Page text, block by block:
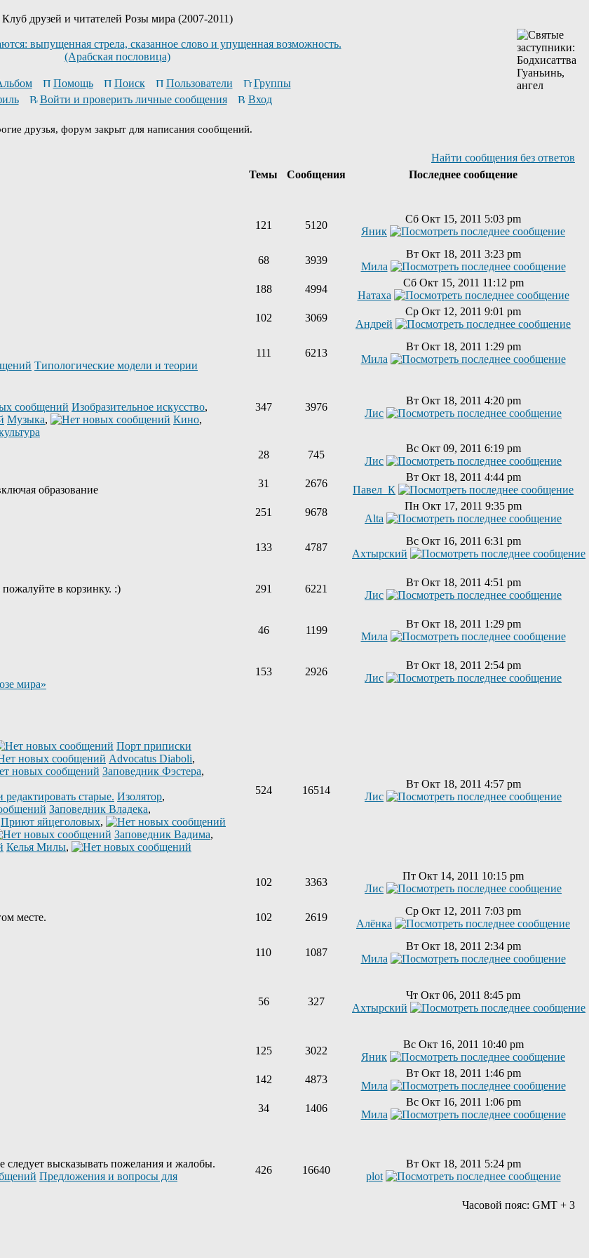
Клуб друзей и читателей Розы мира (2007-2011)
выпущенная стрела, сказанное слово и упущенная возможность.
(Арабская пословица)
Помощь Поиск Пользователи
Группы
Войти и проверить личные сообщения Вход
друзья, форум закрыт для написания сообщений.
Найти сообщения без ответов
Темы Сообщения
Последнее сообщение
121 5120
Сб Окт 15, 2011 5:03 pm
Яник
68 3939
Вт Окт 18, 2011 3:23 pm
Мила
188 4994
Сб Окт 15, 2011 11:12 pm
Натаха
102 3069
Ср Окт 12, 2011 9:01 pm
Андрей
Типологические модели и теории
111 6213
Вт Окт 18, 2011 1:29 pm
Мила
Изобразительное искусство,
Музыка, Кино,
347 3976
Вт Окт 18, 2011 4:20 pm
Лис
28 745
Вс Окт 09, 2011 6:19 pm
Лис
образование
31 2676
Вт Окт 18, 2011 4:44 pm
Павел_К
251 9678
Пн Окт 17, 2011 9:35 pm
Alta
133 4787
Вс Окт 16, 2011 6:31 pm
Ахтырский
в корзинку. :)
291 6221
Вт Окт 18, 2011 4:51 pm
Лис
46 1199
Вт Окт 18, 2011 1:29 pm
Мила
мира»
153 2926
Вт Окт 18, 2011 2:54 pm
Лис
Порт приписки
Advocatus Diaboli,
Заповедник Фэстера,
Изолятор,
Заповедник Владека,
Приют яйцеголовых,
Заповедник Вадима,
Келья Милы,
524 16514
Вт Окт 18, 2011 4:57 pm
Лис
102 3363
Пт Окт 14, 2011 10:15 pm
Лис
месте.
102 2619
Ср Окт 12, 2011 7:03 pm
Алёнка
110 1087
Вт Окт 18, 2011 2:34 pm
Мила
56 327
Чт Окт 06, 2011 8:45 pm
Ахтырский
125 3022
Вс Окт 16, 2011 10:40 pm
Яник
142 4873
Вт Окт 18, 2011 1:46 pm
Мила
34 1406
Вс Окт 16, 2011 1:06 pm
Мила
следует высказывать пожелания и жалобы.
Предложения и вопросы для
426 16640
Вт Окт 18, 2011 5:24 pm
plot
Часовой пояс: GMT + 3